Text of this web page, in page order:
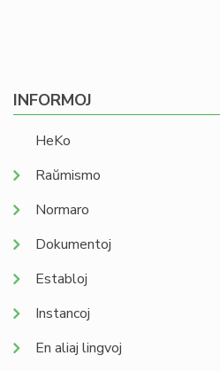
INFORMOJ
HeKo
Raŭmismo
Normaro
Dokumentoj
Establoj
Instancoj
En aliaj lingvoj